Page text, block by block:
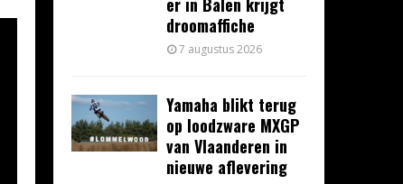
droomaffiche
7 augustus 2026
Yamaha blikt terug
op loodzware MXGP
van Vlaanderen in
nieuwe aflevering